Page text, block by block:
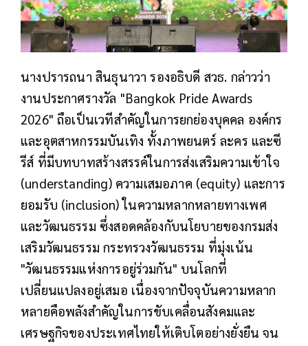
นางปรารถนา สินธุนาวา รองอธิบดี สวธ. กล่าวว่า
งานประกาศรางวัล "Bangkok Pride Awards
2026" ถือเป็นเวทีสำคัญในการยกย่องบุคคล องค์กร
และอุตสาหกรรมบันเทิง ทั้งภาพยนตร์ ละคร และซี
รีส์ ที่มีบทบาทสร้างสรรค์ในการส่งเสริมความเข้าใจ
(understanding) ความเสมอภาค (equity) และการ
ยอมรับ (inclusion) ในความหลากหลายทางเพศ
และวัฒนธรรม ซึ่งสอดคล้องกับนโยบายของกรมส่ง
เสริมวัฒนธรรม กระทรวงวัฒนธรรม ที่มุ่งเน้น
"วัฒนธรรมแห่งการอยู่ร่วมกัน" บนโลกที่
เปลี่ยนแปลงอยู่เสมอ เนื่องจากปัจจุบันความหลาก
หลายคือพลังสำคัญในการขับเคลื่อนสังคมและ
เศรษฐกิจของประเทศไทยให้เติบโตอย่างยั่งยืน จน